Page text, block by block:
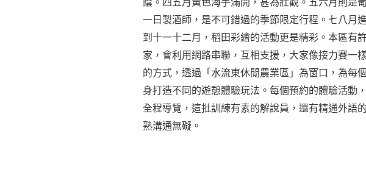
一日製酒師，是不可錯過的季節限定行程。七八月
到十一十二月，稻田彩繪的活動更是精彩。本區有
家，會利用網路串聯，互相支援，大家像接力賽一
的方式，透過「水流東休閒農業區」為窗口，為每
身打造不同的遊憩體驗玩法。每個預約的體驗活動
全程導覽，這批訓練有素的解說員，還有精通外語
熟溝通無礙。